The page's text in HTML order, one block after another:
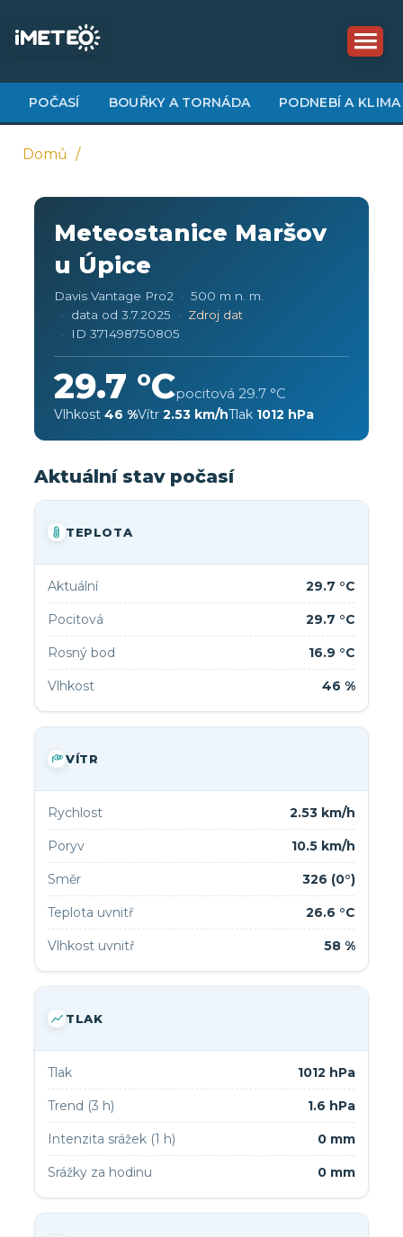
obsahu
POČASÍ BOUŘKY A TORNÁDA PODNEBÍ A KLIMA
Drobečková
navigace
Domů
Meteostanice Maršov
u Úpice
Davis Vantage Pro2
500 m n. m.
data od 3.7.2025
Zdroj dat
ID 371498750805
29.7 °Cpocitová 29.7 °C
Vlhkost46 %Vítr2.53 km/hTlak 1012 hPa
Aktuální stav počasí
TEPLOTA
Aktuální 29.7 °C
Pocitová 29.7 °C
Rosný bod 16.9 °C
Vlhkost 46 %
VÍTR
Rychlost 2.53 km/h
Poryv 10.5 km/h
Směr 326 (0°)
Teplota uvnitř 26.6 °C
Vlhkost uvnitř 58 %
TLAK
Tlak 1012 hPa
Trend (3 h) 1.6 hPa
Intenzita srážek (1 h) 0 mm
Srážky za hodinu 0 mm